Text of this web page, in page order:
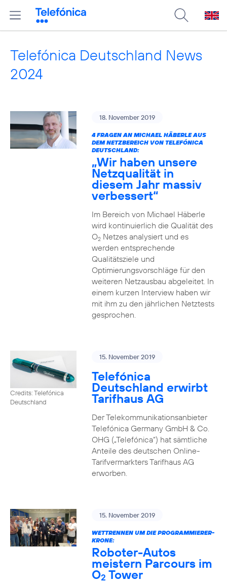
Telefónica Deutschland News
2024
18. November 2019
4 FRAGEN AN MICHAEL HÄBERLE AUS
DEM NETZBEREICH VON TELEFÓNICA
DEUTSCHLAND:
„Wir haben unsere
Netzqualität in
diesem Jahr massiv
verbessert“
Im Bereich von Michael Häberle
wird kontinuierlich die Qualität des
O2Netzes analysiert und es
werden entsprechende
Qualitätsziele und
Optimierungsvorschläge für den
weiteren Netzausbau abgeleitet. In
einem kurzen Interview haben wir
mit ihm zu den jährlichen Netztests
gesprochen.
Credits: Telefónica
Deutschland
15. November 2019
Telefónica
Deutschland erwirbt
Tarifhaus AG
Der Telekommunikationsanbieter
Telefónica Germany GmbH & Co.
OHG („Telefónica“) hat sämtliche
Anteile des deutschen Online-
Tarifvermarkters Tarifhaus AG
erworben.
15. November 2019
WETTRENNEN UM DIE PROGRAMMIERER-
KRONE:
Roboter-Autos
meistern Parcours im
O2 Tower